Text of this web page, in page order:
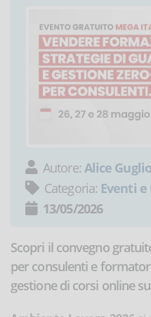
Autore: Alice
Categoria: Eventi e
13/05/2026
Scopri il convegno
per consulenti e
gestione di corsi online